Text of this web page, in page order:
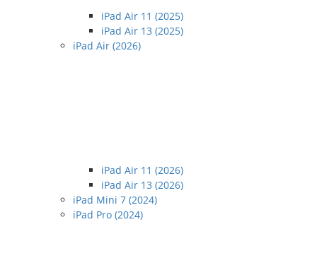
iPad Air 11 (2025)
iPad Air 13 (2025)
iPad Air (2026)
iPad Air 11 (2026)
iPad Air 13 (2026)
iPad Mini 7 (2024)
iPad Pro (2024)